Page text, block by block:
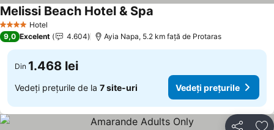
4 Stele Hotel
Melissi Beach Hotel & Spa
9,0 Excelent 4.604 Ayia Napa, 5.2 km faţă de Protaras
Din 1.468 lei
Vedeți prețurile de la 7 site-uri Vedeți prețurile